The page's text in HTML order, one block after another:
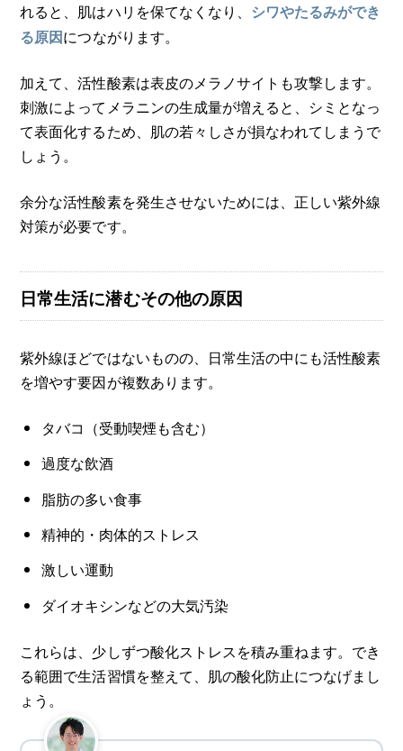
れると、肌はハリを保てなくなり、
シワやたるみができ
る原因につながります。
加えて、活性酸素は表皮のメラノサイトも攻撃します。
刺激によってメラニンの生成量が増えると、シミとなっ
て表面化するため、肌の若々しさが損なわれてしまうで
しょう。
余分な活性酸素を発生させないためには、正しい紫外線
対策が必要です。
日常生活に潜むその他の原因
紫外線ほどではないものの、日常生活の中にも活性酸素
を増やす要因が複数あります。
タバコ（受動喫煙も含む）
過度な飲酒
脂肪の多い食事
精神的・肉体的ストレス
激しい運動
ダイオキシンなどの大気汚染
これらは、少しずつ酸化ストレスを積み重ねます。でき
る範囲で生活習慣を整えて、肌の酸化防止につなげまし
ょう。